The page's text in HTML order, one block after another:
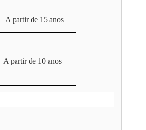
A partir de 15 anos
A partir de 10 anos